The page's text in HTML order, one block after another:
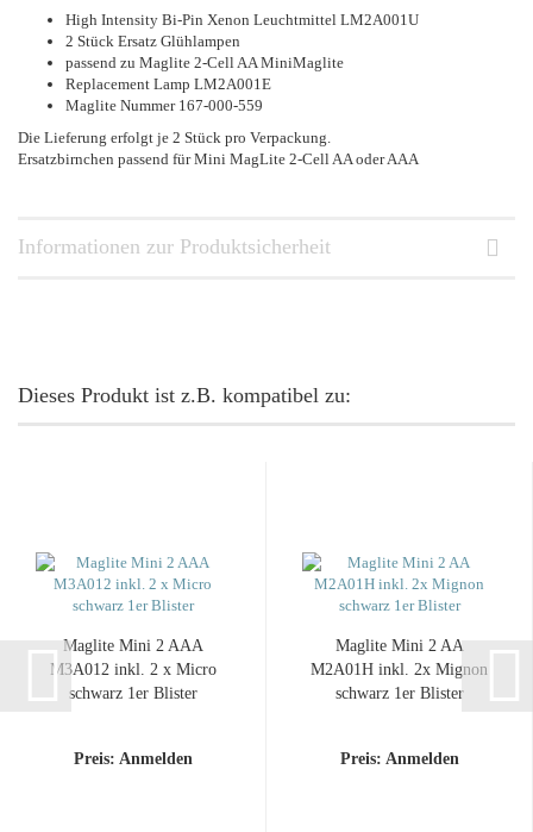
High Intensity Bi-Pin Xenon Leuchtmittel LM2A001U
2 Stück Ersatz Glühlampen
passend zu Maglite 2-Cell AA MiniMaglite
Replacement Lamp LM2A001E
Maglite Nummer 167-000-559
Die Lieferung erfolgt je 2 Stück pro Verpackung.
Ersatzbirnchen passend für Mini MagLite 2-Cell AA oder AAA
Informationen zur Produktsicherheit
Dieses Produkt ist z.B. kompatibel zu:
Ma­g­li­te Mini 2 AAA
M3A012 inkl. 2 x Micro
schwarz 1er Blis­ter
Preis: Anmelden
Ma­g­li­te Mini 2 AA
M2A01H inkl. 2x Mi­gnon
schwarz 1er Blis­ter
Preis: Anmelden